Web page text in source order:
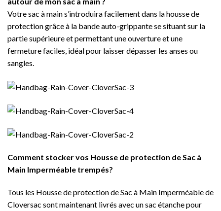
Votre sac à main s’introduira facilement dans la housse de
protection grâce à la bande auto-grippante se situant sur la
partie supérieure et permettant une ouverture et une
fermeture faciles, idéal pour laisser dépasser les anses ou
sangles.
Comment stocker vos Housse de protection de Sac à
Main Imperméable trempés?
Tous les Housse de protection de Sac à Main Imperméable de
Cloversac sont maintenant livrés avec un sac étanche pour